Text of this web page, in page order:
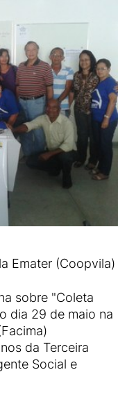
Emater (Coopvila)
sobre "Coleta
dia 29 de maio na
da Terceira
Social e